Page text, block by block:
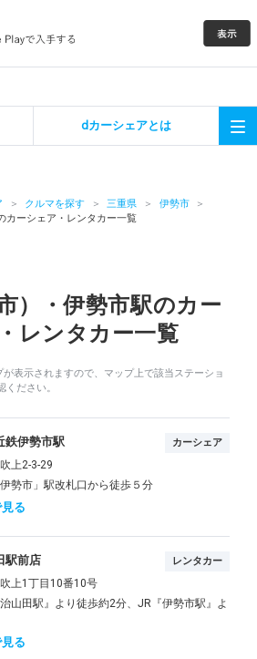
dカーシェアとは
クルマを探す 三重県
伊勢市
カーシェア・レンタカー一覧
）・伊勢市駅のカー
レンタカー一覧
表示されますので、マップ上で該当ステーショ
ださい。
鉄伊勢市駅 カーシェア
上2-3-29
勢市」駅改札口から徒歩５分
る
駅前店 レンタカー
上1丁目10番10号
山田駅』より徒歩約2分、JR『伊勢市駅』よ
る
シェア
リの使い方